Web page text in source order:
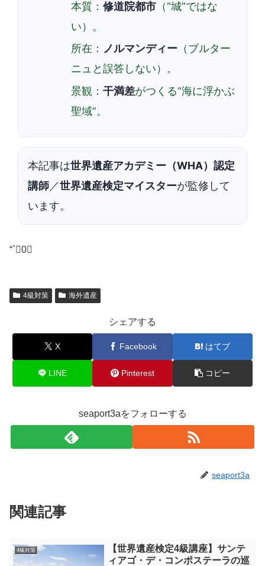
本質： 修道院都市（“城”ではな
い）。
所在： ノルマンディー（ブルター
ニュと誤答しない）。
景観： 干満差がつくる“海に浮かぶ
聖域”。
本記事は世界遺産アカデミー（WHA）認定
講師／世界遺産検定マイスターが監修して
います。
“`0
4級対策 海外遺産
シェアする
X Facebook はてブ
LINE Pinterest コピー
seaport3aをフォローする
seaport3a
関連記事
4級対策
【世界遺産検定4級講座】サンテ
ィアゴ・デ・コンポステーラの巡